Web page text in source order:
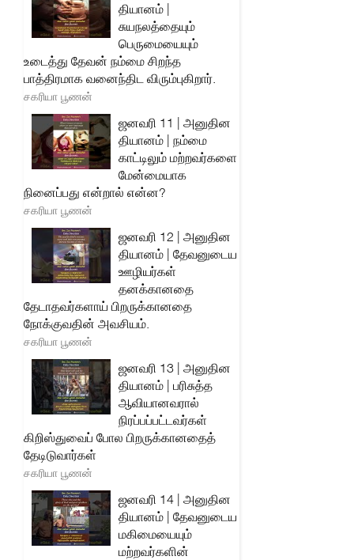
தியானம் |
சுயநலத்தையும்
பெருமையையும்
உடைத்து தேவன் நம்மை சிறந்த
பாத்திரமாக வனைந்திட விரும்புகிறார்.
சகரியா பூணன்
ஜனவரி 11 | அனுதின
தியானம் | நம்மை
காட்டிலும் மற்றவர்களை
மேன்மையாக
நினைப்பது என்றால் என்ன?
சகரியா பூணன்
ஜனவரி 12 | அனுதின
தியானம் | தேவனுடைய
ஊழியர்கள்
தனக்கானதை
தேடாதவர்களாய் பிறருக்கானதை
நோக்குவதின் அவசியம்.
சகரியா பூணன்
ஜனவரி 13 | அனுதின
தியானம் | பரிசுத்த
ஆவியானவரால்
நிரப்பப்பட்டவர்கள்
கிறிஸ்துவைப் போல பிறருக்கானதைத்
தேடிடுவார்கள்
சகரியா பூணன்
ஜனவரி 14 | அனுதின
தியானம் | தேவனுடைய
மகிமையையும்
மற்றவர்களின்